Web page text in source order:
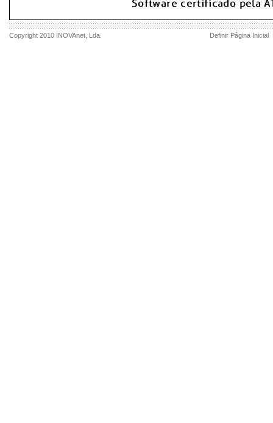
Copyright 2010 INOVAnet , Lda. Definir Página Inicial